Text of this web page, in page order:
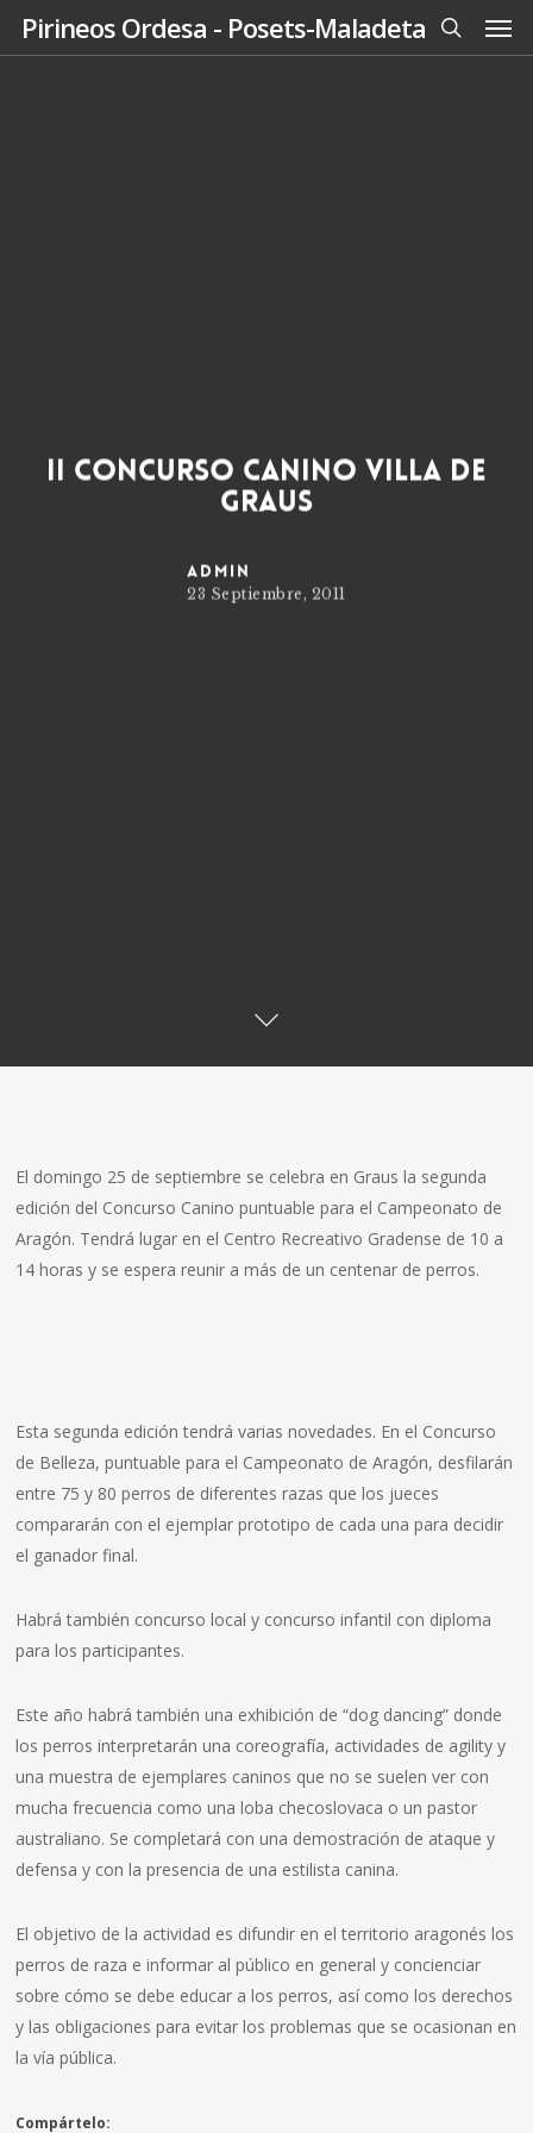
SkipPirineos Ordesa - Posets-Maladeta
search
II Concurso Canino Villa de
Graus
admin
23 Septiembre, 2011
El domingo 25 de septiembre se celebra en Graus la segunda
edición del Concurso Canino puntuable para el Campeonato de
Aragón. Tendrá lugar en el Centro Recreativo Gradense de 10 a
14 horas y se espera reunir a más de un centenar de perros.
Esta segunda edición tendrá varias novedades. En el Concurso
de Belleza, puntuable para el Campeonato de Aragón, desfilarán
entre 75 y 80 perros de diferentes razas que los jueces
compararán con el ejemplar prototipo de cada una para decidir
el ganador final.
Habrá también concurso local y concurso infantil con diploma
para los participantes.
Este año habrá también una exhibición de “dog dancing” donde
los perros interpretarán una coreografía, actividades de agility y
una muestra de ejemplares caninos que no se suelen ver con
mucha frecuencia como una loba checoslovaca o un pastor
australiano. Se completará con una demostración de ataque y
defensa y con la presencia de una estilista canina.
El objetivo de la actividad es difundir en el territorio aragonés los
perros de raza e informar al público en general y concienciar
sobre cómo se debe educar a los perros, así como los derechos
y las obligaciones para evitar los problemas que se ocasionan en
la vía pública.
Compártelo: